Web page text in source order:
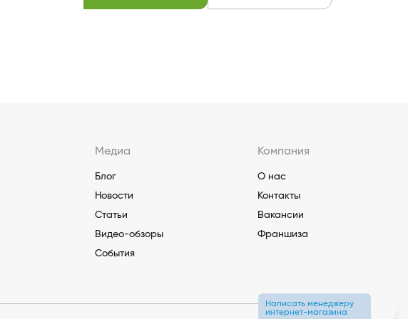
Медиа
Блог
Новости
Статьи
Видео-обзоры
События
Компания
О нас
Контакты
Вакансии
Франшиза
Написать менеджеру
интернет-магазина